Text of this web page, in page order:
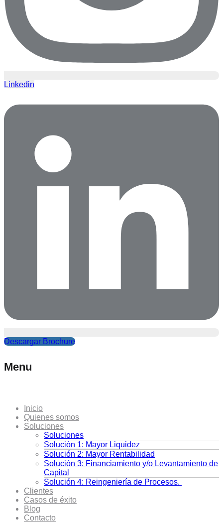
Linkedin
Descargar Brochure
Menu
Inicio
Quienes somos
Soluciones
Soluciones
Solución 1: Mayor Liquidez
Solución 2: Mayor Rentabilidad
Solución 3: Financiamiento y/o Levantamiento de
Capital
Solución 4: Reingeniería de Procesos.
Clientes
Casos de éxito
Blog
Contacto